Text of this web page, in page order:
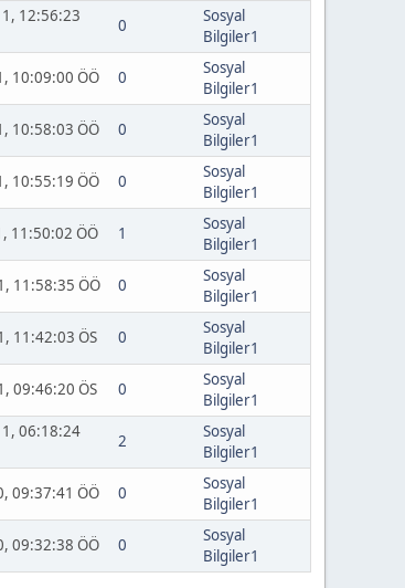
12:56:23
0
Sosyal
Bilgiler1
10:09:00 ÖÖ 0
Sosyal
Bilgiler1
10:58:03 ÖÖ 0
Sosyal
Bilgiler1
10:55:19 ÖÖ 0
Sosyal
Bilgiler1
11:50:02 ÖÖ 1
Sosyal
Bilgiler1
11:58:35 ÖÖ 0
Sosyal
Bilgiler1
11:42:03 ÖS 0
Sosyal
Bilgiler1
09:46:20 ÖS 0
Sosyal
Bilgiler1
06:18:24
2
Sosyal
Bilgiler1
09:37:41 ÖÖ 0
Sosyal
Bilgiler1
09:32:38 ÖÖ 0
Sosyal
Bilgiler1